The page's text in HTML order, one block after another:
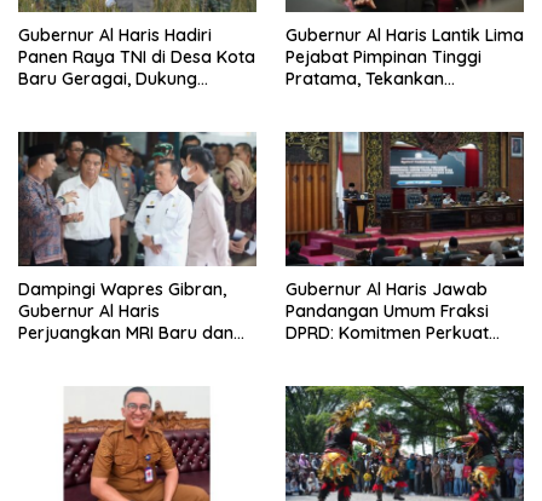
Gubernur Al Haris Hadiri
Panen Raya TNI di Desa Kota
Baru Geragai, Dukung
Gubernur Al Haris Lantik Lima
Pejabat Pimpinan Tinggi
Pratama, Tekankan
Integritas
Dampingi Wapres Gibran,
Gubernur Al Haris
Perjuangkan MRI Baru dan
Gubernur Al Haris Jawab
Pandangan Umum Fraksi
DPRD: Komitmen Perkuat